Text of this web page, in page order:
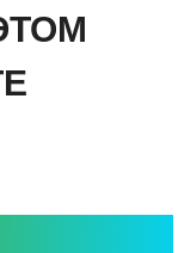
и лебедей".